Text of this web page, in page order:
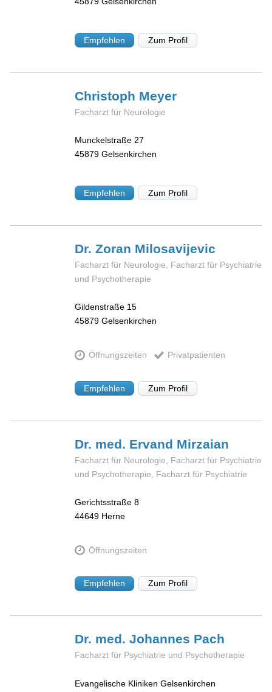
Empfehlen Zum Profil
Christoph Meyer
Facharzt für Neurologie
Munckelstraße 27
45879 Gelsenkirchen
Empfehlen Zum Profil
Dr. Zoran Milosavijevic
Facharzt für Neurologie, Facharzt für Psychiatrie
und Psychotherapie
Gildenstraße 15
45879 Gelsenkirchen
Öffnungszeiten Privatpatienten
Empfehlen Zum Profil
Dr. med. Ervand Mirzaian
Facharzt für Neurologie, Facharzt für Psychiatrie
und Psychotherapie, Facharzt für Psychiatrie
Gerichtsstraße 8
44649 Herne
Öffnungszeiten
Empfehlen Zum Profil
Dr. med. Johannes Pach
Facharzt für Psychiatrie und Psychotherapie
Evangelische Kliniken Gelsenkirchen